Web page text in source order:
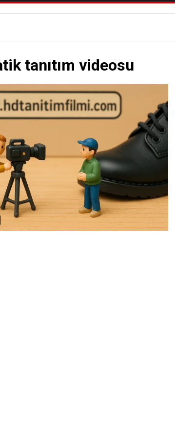
tanıtım videosu